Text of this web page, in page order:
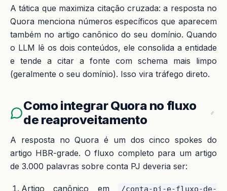
A tática que maximiza citação cruzada: a resposta no
Quora menciona números específicos que aparecem
também no artigo canônico do seu domínio. Quando
o LLM lê os dois conteúdos, ele consolida a entidade
e tende a citar a fonte com schema mais limpo
(geralmente o seu domínio). Isso vira tráfego direto.
Como integrar Quora no fluxo
de reaproveitamento
A resposta no Quora é um dos cinco spokes do
artigo HBR-grade. O fluxo completo para um artigo
de 3.000 palavras sobre conta PJ deveria ser:
Artigo canônico em /conta-pj-e-fluxo-de-